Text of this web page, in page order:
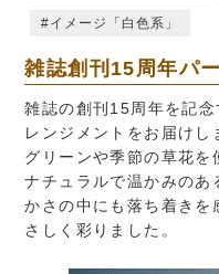
イメージ「白色系」
雑誌創刊15周年パ
雑誌の創刊15周年を記
レンジメントをお届けし
グリーンや季節の草花を
ナチュラルで温かみのあ
かさの中にも落ち着きを
さしく彩りました。